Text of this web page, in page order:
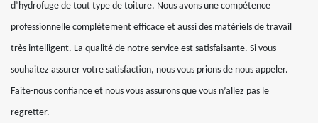
d’hydrofuge de tout type de toiture. Nous avons une compétence
professionnelle complètement efficace et aussi des matériels de travail
très intelligent. La qualité de notre service est satisfaisante. Si vous
souhaitez assurer votre satisfaction, nous vous prions de nous appeler.
Faite-nous confiance et nous vous assurons que vous n’allez pas le
regretter.